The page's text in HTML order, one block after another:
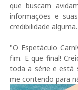
que buscam
informações e
credibilidade alguma.
"O Espetáculo
fim. E que final!
toda a série e está
me contendo para